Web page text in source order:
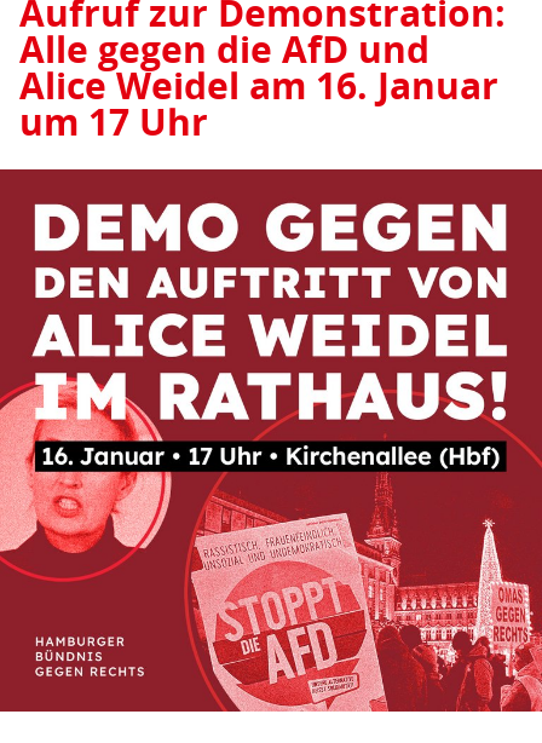
Aufruf zur Demonstration:
Alle gegen die AfD und
Alice Weidel am 16. Januar
um 17 Uhr